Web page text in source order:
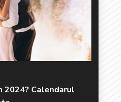
2024? Calendarul